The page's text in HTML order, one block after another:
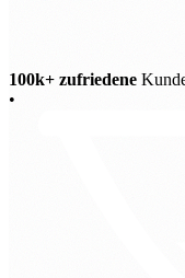
100k+ zufriedene
•